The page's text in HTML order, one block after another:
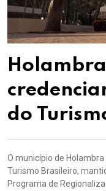
do
O município de
Turismo Brasileiro,
Programa de